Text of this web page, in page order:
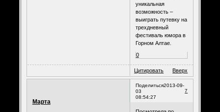
уникальная
возможность –
выиграть путевку на
трехдневный
фестиваль юмора в
Горном Алтае.
0
Цитировать Вверх
Поделиться
7
2013-09-
03
08:54:27
Марта